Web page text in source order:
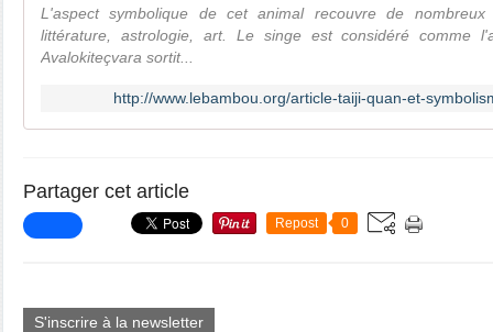
L'aspect symbolique de cet animal recouvre de
littérature, astrologie, art. Le singe est considéré comme
Avalokiteçvara sortit...
http://www.lebambou.org/article-taiji-quan-et-
Partager cet article
Repost 0
S'inscrire à la newsletter